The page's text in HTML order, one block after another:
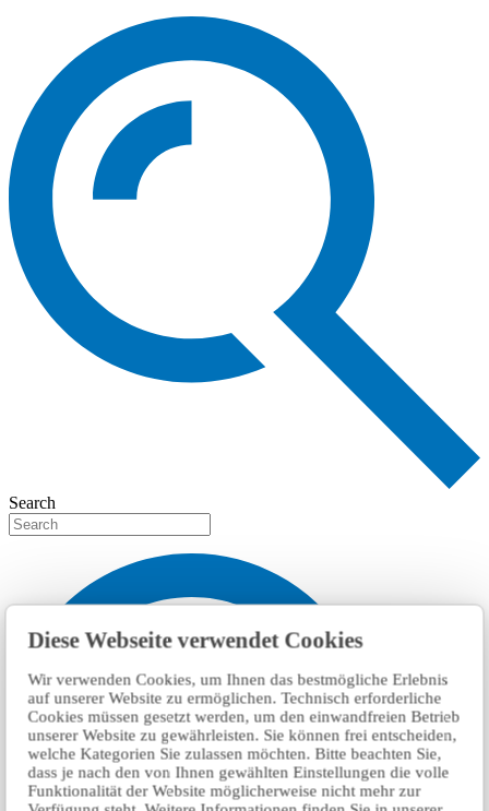
Diese Webseite verwendet Cookies
Wir verwenden Cookies, um Ihnen das bestmögliche Erlebnis
auf unserer Website zu ermöglichen. Technisch erforderliche
Cookies müssen gesetzt werden, um den einwandfreien Betrieb
unserer Website zu gewährleisten. Sie können frei entscheiden,
welche Kategorien Sie zulassen möchten. Bitte beachten Sie,
dass je nach den von Ihnen gewählten Einstellungen die volle
Funktionalität der Website möglicherweise nicht mehr zur
Search